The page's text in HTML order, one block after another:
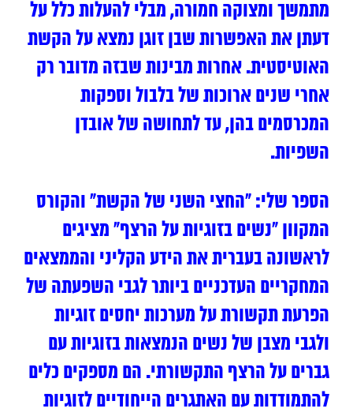
מתמשך ומצוקה חמורה, מבלי להעלות כלל על
דעתן את האפשרות שבן זוגן נמצא על הקשת
האוטיסטית. אחרות מבינות שבזה מדובר רק
אחרי שנים ארוכות של בלבול וספקות
המכרסמים בהן, עד לתחושה של אובדן
השפיות.
הספר שלי: “החצי השני של הקשת” והקורס
המקוון “נשים בזוגיות על הרצף” מציגים
לראשונה בעברית את הידע הקליני והממצאים
המחקריים העדכניים ביותר לגבי השפעתה של
הפרעת תקשורת על מערכות יחסים זוגיות
ולגבי מצבן של נשים הנמצאות בזוגיות עם
גברים על הרצף התקשורתי. הם מספקים כלים
להתמודדות עם האתגרים הייחודיים לזוגיות